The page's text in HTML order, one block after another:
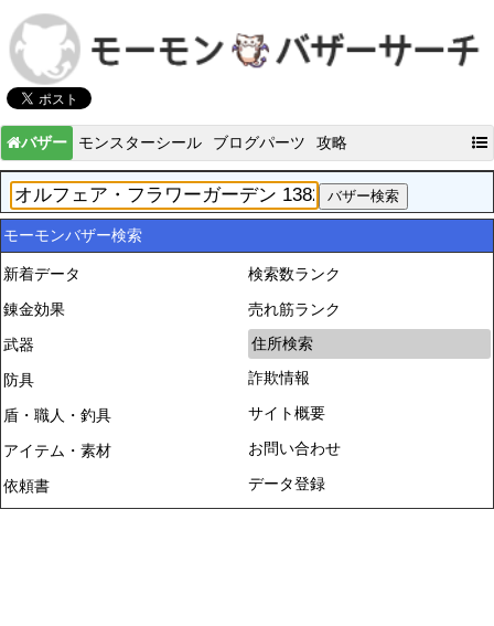
バザー モンスターシール ブログパーツ 攻略
モーモンバザー検索
新着データ
錬金効果
武器
防具
盾・職人・釣具
アイテム・素材
依頼書
検索数ランク
売れ筋ランク
住所検索
詐欺情報
サイト概要
お問い合わせ
データ登録